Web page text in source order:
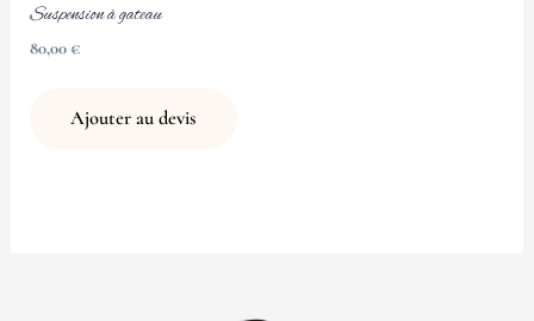
Suspension à gateau
80,00€
Ajouter au devis